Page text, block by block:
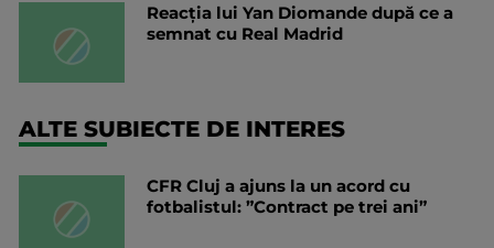
Reacția lui Yan Diomande după ce a
semnat cu Real Madrid
ALTE SUBIECTE DE INTERES
CFR Cluj a ajuns la un acord cu
fotbalistul: ”Contract pe trei ani”